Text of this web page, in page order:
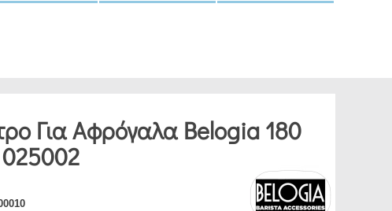
Για Αφρόγαλα Belogia 180